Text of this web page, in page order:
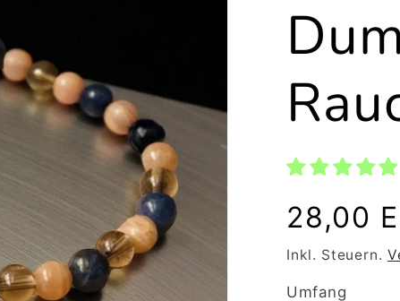
Normaler
Preis
28,00
Inkl. Steuern.
Umfang